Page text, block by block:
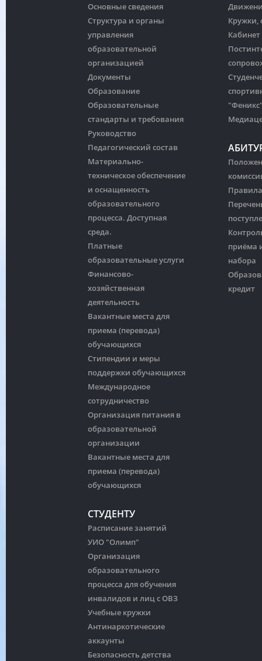
Основные сведения
Структура и органы
управления
образовательной
организацией
Документы
Образование
Образовательные
стандарты и требования
Руководство
Педагогический состав
Материально-
техническое обеспечение
и оснащенность
образовательного
процесса. Доступная
среда.
Платные
образовательные услуги
Финансово-
хозяйственная
деятельность
Вакантные места для
приема (перевода)
обучающихся
Стипендии и меры
поддержки обучающихся
Международное
сотрудничество
Организация питания в
образовательной
организации
Вакантные места для
приема (перевода)
обучающихся
СТУДЕНТУ
Расписание занятий
УИО "Олимп"
Организация
образовательного
процесса для обучения
инвалидов и лиц с ОВЗ
Учебные кружки
Антинаркотические
аккаунты
Безопасность детства
Кружки,
приёма
набора
кредит